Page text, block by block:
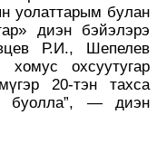
уолаттарым булан
диэн бэйэлэрэ
Р.И., Шепелев
охсуутугар
20-тэн тахса
буолла”, — диэн